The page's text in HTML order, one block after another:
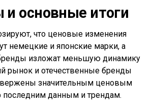
и основные итоги
что ценовые изменения
немецкие и японские марки, а
изложат меньшую динамику
рынок и отечественные бренды
значительным ценовым
последним данным и трендам.